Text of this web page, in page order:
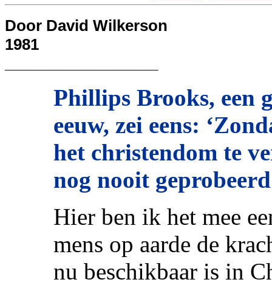
Door David Wilkerson
1981
Phillips Brooks, een
eeuw, zei eens:
het christendom te
nog nooit
Hier ben ik het mee
mens op aarde de
nu beschikbaar is in